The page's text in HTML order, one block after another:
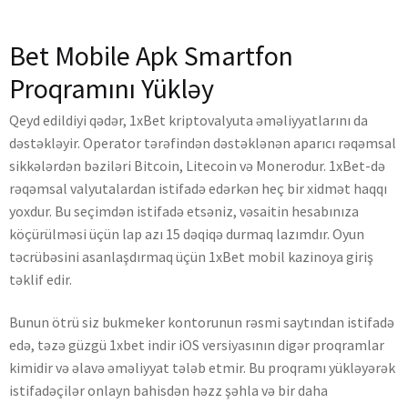
Bet Mobile Apk Smartfon
Proqramını Yükləy
Qeyd edildiyi qədər, 1xBet kriptovalyuta əməliyyatlarını da
dəstəkləyir. Operator tərəfindən dəstəklənən aparıcı rəqəmsal
sikkələrdən bəziləri Bitcoin, Litecoin və Monerodur. 1xBet-də
rəqəmsal valyutalardan istifadə edərkən heç bir xidmət haqqı
yoxdur. Bu seçimdən istifadə etsəniz, vəsaitin hesabınıza
köçürülməsi üçün lap azı 15 dəqiqə durmaq lazımdır. Oyun
təcrübəsini asanlaşdırmaq üçün 1xBet mobil kazinoya giriş
təklif edir.
Bunun ötrü siz bukmeker kontorunun rəsmi saytından istifadə
edə, təzə güzgü 1xbet indir iOS versiyasının digər proqramlar
kimidir və əlavə əməliyyat tələb etmir. Bu proqramı yükləyərək
istifadəçilər onlayn bahisdən həzz şəhla və bir daha